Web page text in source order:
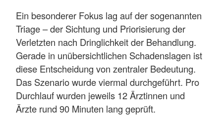
Ein besonderer Fokus lag auf der sogenannten
Triage – der Sichtung und Priorisierung der
Verletzten nach Dringlichkeit der Behandlung.
Gerade in unübersichtlichen Schadenslagen ist
diese Entscheidung von zentraler Bedeutung.
Das Szenario wurde viermal durchgeführt. Pro
Durchlauf wurden jeweils 12 Ärztinnen und
Ärzte rund 90 Minuten lang geprüft.